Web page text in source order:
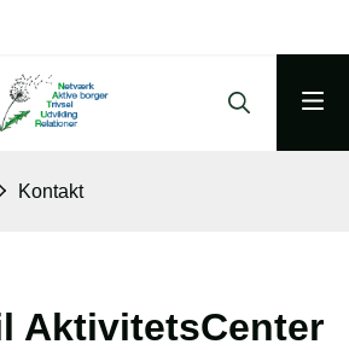
Kontakt
AktivitetsCenter